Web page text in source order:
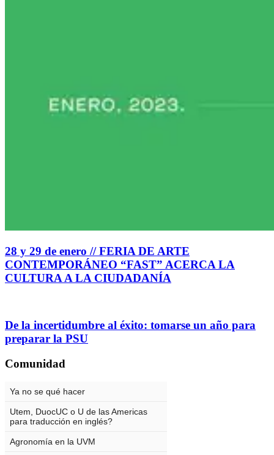
28 y 29 de enero // FERIA DE ARTE
CONTEMPORÁNEO “FAST” ACERCA LA
CULTURA A LA CIUDADANÍA
De la incertidumbre al éxito: tomarse un año para
preparar la PSU
Comunidad